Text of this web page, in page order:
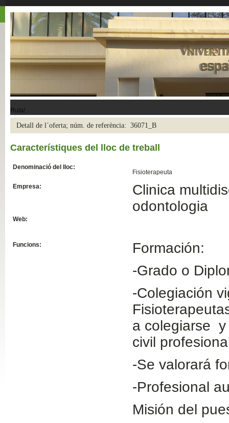
Ruta/..
Detall de l´oferta; núm. de referència: 36071_B
Característiques del lloc de treball
Denominació del lloc:
Fisioterapeuta
Empresa:
Clinica
odontologia
Web:
Funcions:
Formación:
-Grado o
-Colegiación
a colegiarse
civil
-Se valorará
-Profesional
Misión del